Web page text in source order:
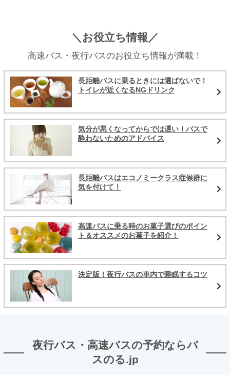
＼お役立ち情報／
高速バス・夜行バスのお役立ち情報が満載！
長距離バスに乗るときには選ばないで！
トイレが近くなるNGドリンク
気分が悪くなってからでは遅い！バスで
酔わないためのアドバイス
長距離バスはエコノミークラス症候群に
気を付けて！
高速バスに乗る時のお菓子選びのポイン
ト＆オススメのお菓子を紹介！
決定版！夜行バスの車内で睡眠するコツ
夜行バス・高速バスの予約ならバ
スのる.jp